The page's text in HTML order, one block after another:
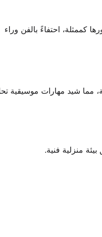
كممثلة، احتفاءً بالفن وراء
مما شيد مهارات موسيقية
منزلية فنية.